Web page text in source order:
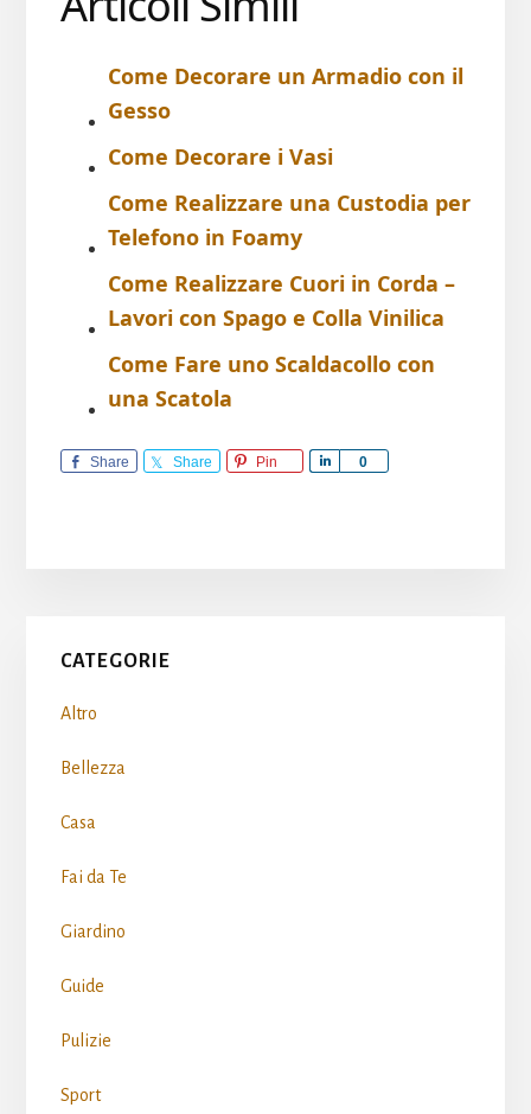
Come Decorare un Armadio con il
Gesso
Come Decorare i Vasi
Come Realizzare una Custodia per
Telefono in Foamy
Come Realizzare Cuori in Corda –
Lavori con Spago e Colla Vinilica
Come Fare uno Scaldacollo con
una Scatola
Share Share Pin 0
Primary
Sidebar
CATEGORIE
Altro
Bellezza
Casa
Fai da Te
Giardino
Guide
Pulizie
Sport